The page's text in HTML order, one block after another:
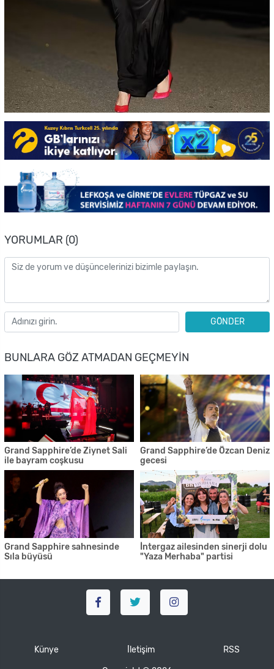
YORUMLAR (0)
GÖNDER
BUNLARA GÖZ ATMADAN GEÇMEYIN
Grand Sapphire’de Ziynet Sali
ile bayram coşkusu
Grand Sapphire’de Özcan Deniz
gecesi
Grand Sapphire sahnesinde
Sıla büyüsü
İntergaz ailesinden sinerji dolu
"Yaza Merhaba" partisi
Künye İletişim RSS